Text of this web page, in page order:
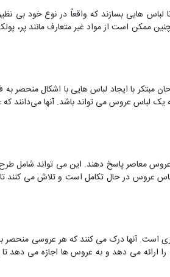
هایی بسازند که واقعاً در نوع خود بی
ممکن است از مواد غیر متعارف مانند پر،
با ایجاد لباس هایی با اشکال منحصر به فرد
لباس عروس می تواند باشد. آنها می‌دانند
معاصر پاسخ دهند. این می تواند شامل
عروس در حال تکامل است و تلاش می کنند
آنها درک می کنند که هر عروسی منحصر
ارائه می دهد و به عروس ها اجازه می دهد